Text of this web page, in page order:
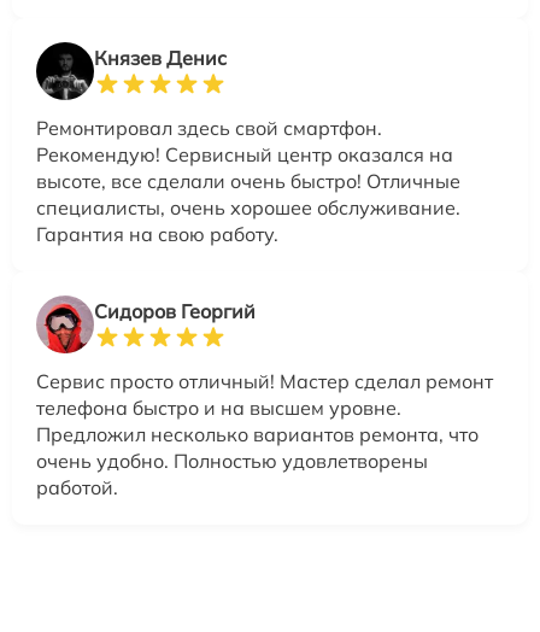
Князев Денис
Ремонтировал здесь свой смартфон.
Рекомендую! Сервисный центр оказался на
высоте, все сделали очень быстро! Отличные
специалисты, очень хорошее обслуживание.
Гарантия на свою работу.
Сидоров Георгий
Сервис просто отличный! Мастер сделал ремонт
телефона быстро и на высшем уровне.
Предложил несколько вариантов ремонта, что
очень удобно. Полностью удовлетворены
работой.